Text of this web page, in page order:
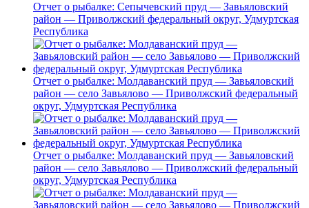
Отчет о рыбалке: Сепычевский пруд — Завьяловский
район — Приволжский федеральный округ, Удмуртская
Республика
Отчет о рыбалке: Молдаванский пруд — Завьяловский
район — село Завьялово — Приволжский федеральный
округ, Удмуртская Республика
Отчет о рыбалке: Молдаванский пруд — Завьяловский
район — село Завьялово — Приволжский федеральный
округ, Удмуртская Республика